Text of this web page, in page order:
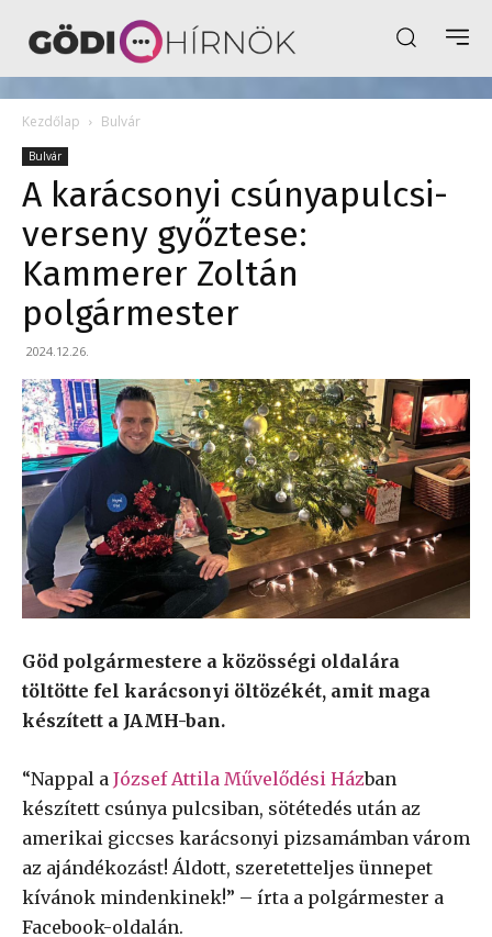
Kezdőlap Bulvár
Bulvár
A karácsonyi csúnyapulcsi-
verseny győztese:
Kammerer Zoltán
polgármester
2024.12.26.
Göd polgármestere a közösségi oldalára
töltötte fel karácsonyi öltözékét, amit maga
készített a JAMH-ban.
“Nappal a József Attila Művelődési Házban
készített csúnya pulcsiban, sötétedés után az
amerikai giccses karácsonyi pizsamámban várom
az ajándékozást! Áldott, szeretetteljes ünnepet
kívánok mindenkinek!” – írta a polgármester a
Facebook-oldalán.